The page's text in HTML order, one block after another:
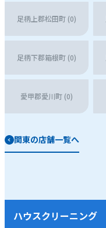
足柄上郡松田町 (0)
足柄下郡箱根町 (0)
愛甲郡愛川町 (0)
関東の店舗一覧へ
ハウスクリーニング